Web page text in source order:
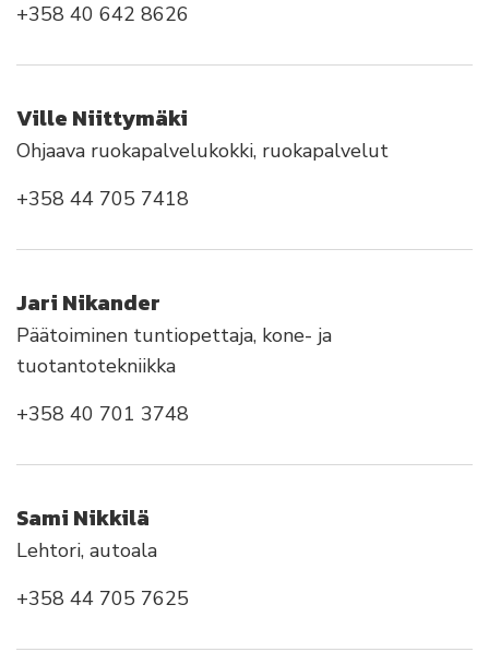
+358 40 642 8626
Ville Niittymäki
Ohjaava ruokapalvelukokki, ruokapalvelut
+358 44 705 7418
Jari Nikander
Päätoiminen tuntiopettaja, kone- ja
tuotantotekniikka
+358 40 701 3748
Sami Nikkilä
Lehtori, autoala
+358 44 705 7625